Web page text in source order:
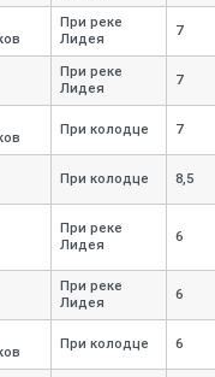
При реке
Лидея
7
При реке
Лидея
7
При колодце 7
При колодце 8,5
При реке
Лидея
6
При реке
Лидея
6
При колодце 6